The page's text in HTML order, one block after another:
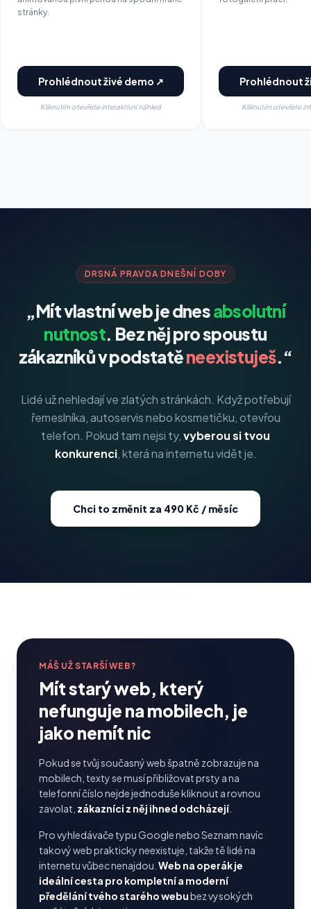
stránky.
Prohlédnout živé demo ↗
Kliknutím otevřete interaktivní náhled
Prohlédnout
Kliknutím otevřete
DRSNÁ PRAVDA DNEŠNÍ DOBY
„Mít vlastní web je dnesabsolutní
nutnost. Bez něj pro spoustu
zákazníků v podstatěneexistuješ.“
Lidé už nehledají ve zlatých stránkách. Když potřebují
řemeslníka, autoservis nebo kosmetičku, otevřou
telefon. Pokud tam nejsi ty,vyberou si tvou
konkurenci, která na internetu vidět je.
Chci to změnit za 490 Kč / měsíc
MÁŠ UŽ STARŠÍ WEB?
Mít starý web, který
nefunguje na mobilech, je
jako nemít nic
Pokud se tvůj současný web špatně zobrazuje na
mobilech, texty se musí přibližovat prsty a na
telefonní číslo nejde jednoduše kliknout a rovnou
zavolat, zákazníci z něj ihned odcházejí
Pro vyhledávače typu Google nebo Seznam navíc
takový web prakticky neexistuje, takže tě lidé na
internetu vůbec nenajdou. Web na operák je
ideální cesta pro kompletní a moderní
předělání tvého starého webubez vysokých